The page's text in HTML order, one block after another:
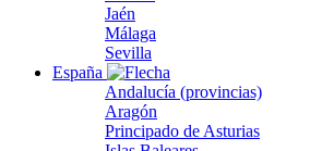
Jaén
Málaga
Sevilla
España
Andalucía (provincias)
Aragón
Principado de Asturias